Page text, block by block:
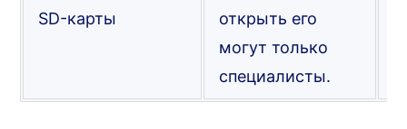
SD-карты
открыть его
могут только
специалисты.